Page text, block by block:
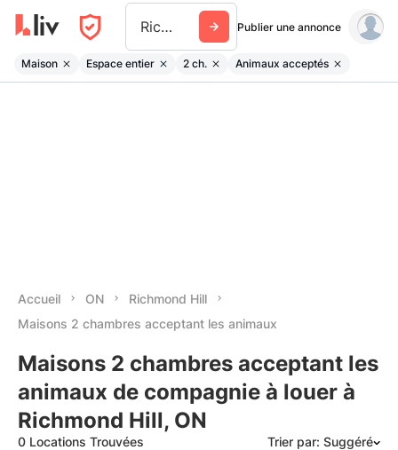
Richmond Hill Publier une annonce
Maison Espace entier 2 ch. Animaux acceptés
Accueil ON
Richmond Hill
Maisons 2 chambres acceptant les animaux
Maisons 2 chambres acceptant les
animaux de compagnie à louer à
Richmond Hill, ON
0 Locations Trouvées Trier par: Suggéré